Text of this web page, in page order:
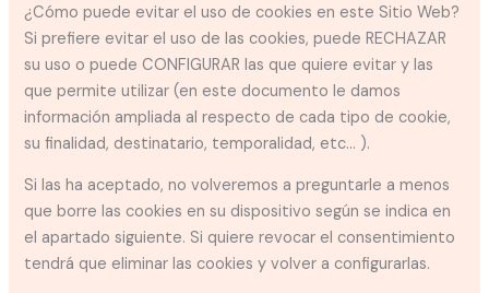
¿Cómo puede evitar el uso de cookies en este Sitio Web?
Si prefiere evitar el uso de las cookies, puede RECHAZAR
su uso o puede CONFIGURAR las que quiere evitar y las
que permite utilizar (en este documento le damos
información ampliada al respecto de cada tipo de cookie,
su finalidad, destinatario, temporalidad, etc... ).
Si las ha aceptado, no volveremos a preguntarle a menos
que borre las cookies en su dispositivo según se indica en
el apartado siguiente. Si quiere revocar el consentimiento
tendrá que eliminar las cookies y volver a configurarlas.